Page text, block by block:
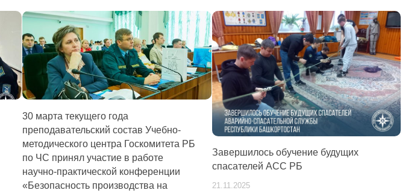
30 марта текущего года
преподавательский состав Учебно-
методического центра Госкомитета РБ
по ЧС принял участие в работе
научно-практической конференции
«Безопасность производства на
Завершилось обучение будущих
спасателей АСС РБ
21.11.2025